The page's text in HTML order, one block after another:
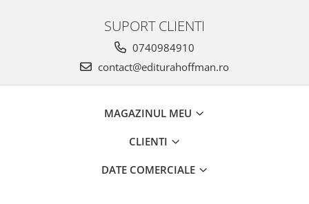
SUPORT CLIENTI
0740984910
contact@editurahoffman.ro
MAGAZINUL MEU
CLIENTI
DATE COMERCIALE